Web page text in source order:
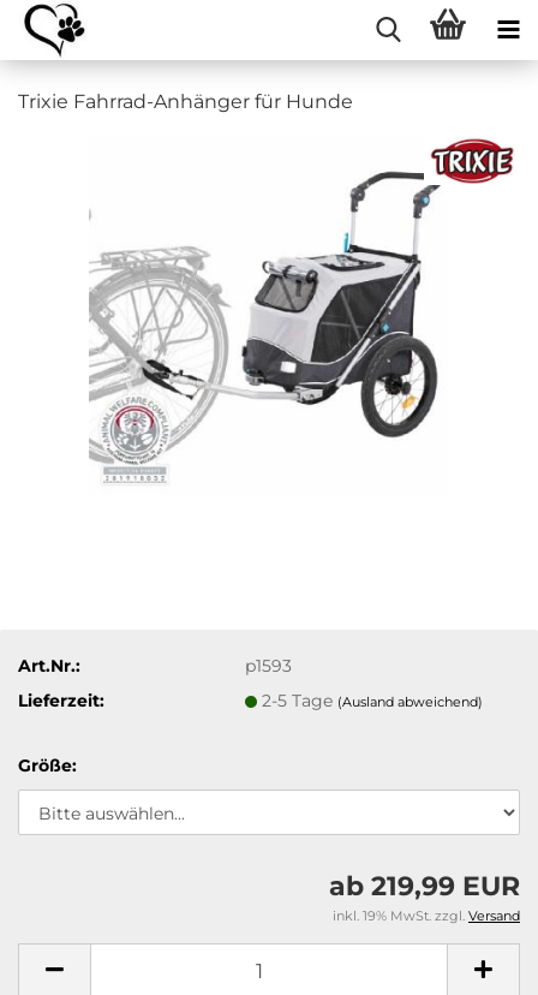
Trixie Fahrrad-Anhänger für Hunde
Art.Nr.:
p1593
Lieferzeit:
2-5 Tage (Ausland abweichend)
Größe:
ab 219,99 EUR
inkl. 19% MwSt. zzgl. Versand